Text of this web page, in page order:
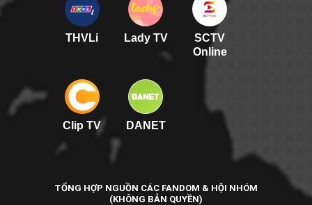
THVLi Lady TV
SCTV
Online
Clip TV DANET
TỔNG HỢP NGUỒN CÁC FANDOM & HỘI NHÓM
(KHÔNG BẢN QUYỀN)